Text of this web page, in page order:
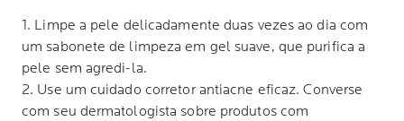
1. Limpe a pele delicadamente duas vezes ao dia com
um sabonete de limpeza em gel suave, que purifica a
pele sem agredi-la.
2. Use um cuidado corretor antiacne eficaz. Converse
com seu dermatologista sobre produtos com